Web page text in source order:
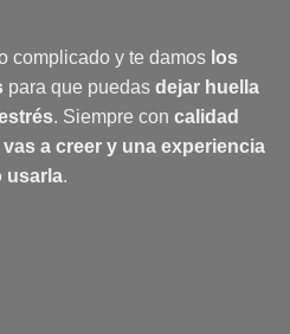
complicado y te damos los
para que puedas dejar huella
. Siempre con calidad
a creer y una experiencia
usarla.